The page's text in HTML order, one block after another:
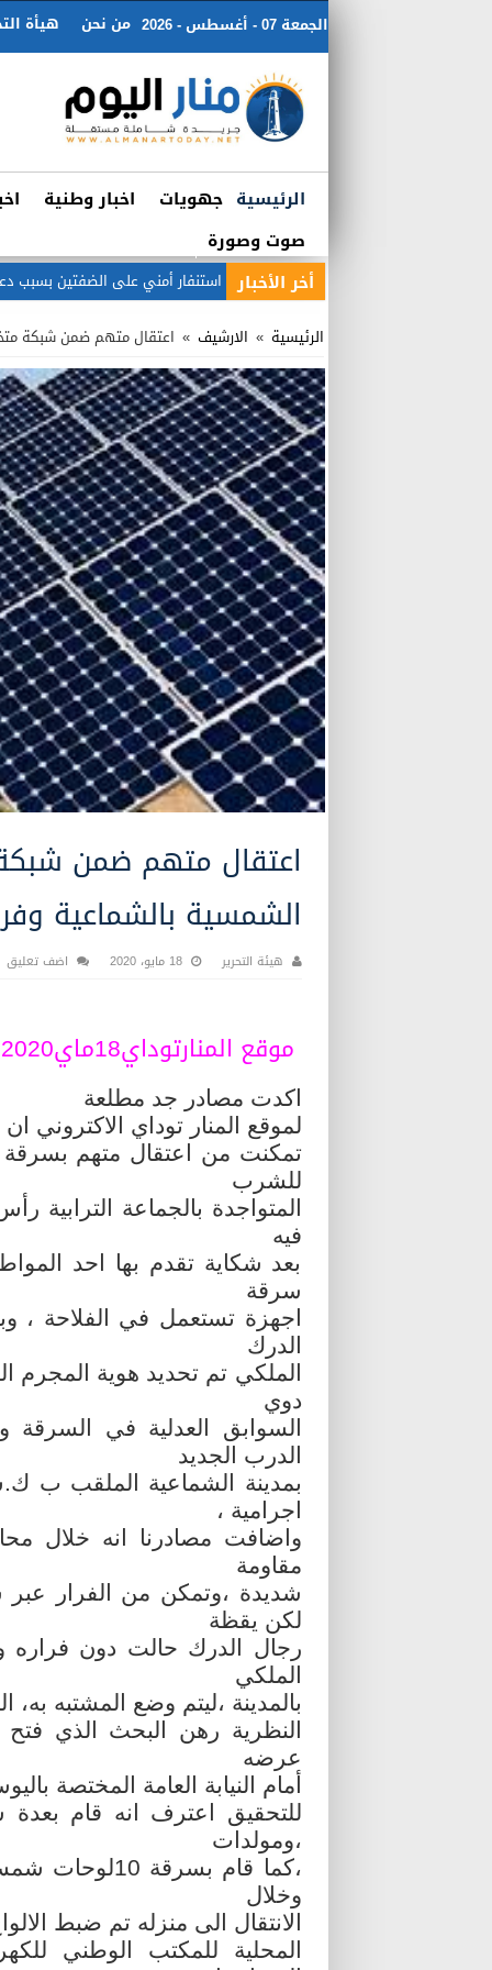
الجمعة 07 - أغسطس - 2026 من نحن هيأة
الرئيسية جهويات اخبار وطنية
صوت وصورة
أخر الأخبار استنفار أمني على الضفتين بسبب
الرئيسية » الارشيف » اعتقال متهم ضمن شبكة
اعتقال متهم ضمن
الشمسية بالشماعية
هيئة التحرير 18 مايو، 2020 اضف تعليق
موقع المنارتوداي18ماي2020.
اكدت مصادر جد مطلعة
لموقع المنار توداي الاكتروني
تمكنت من اعتقال متهم بسرقة
للشرب
المتواجدة بالجماعة الترابية
فيه
بعد شكاية تقدم بها احد
سرقة
اجهزة تستعمل في الفلاحة ،
الدرك
الملكي تم تحديد هوية
دوي
السوابق العدلية في
الدرب الجديد
بمدينة الشماعية الملقب ب
اجرامية ،
واضافت مصادرنا انه خلال
مقاومة
شديدة ،وتمكن من الفرار عبر
لكن يقظة
رجال الدرك حالت دون فراره
الملكي
بالمدينة ،ليتم وضع المشتبه به، البالغ من العمر 30
النظرية رهن البحث الذي
عرضه
أمام النيابة العامة المختصة
للتحقيق اعترف انه قام
،ومولدات
،كما قام
وخلال
الانتقال الى منزله تم ضبط
المحلية للمكتب الوطني